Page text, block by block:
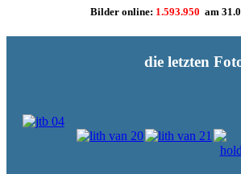
Bilder online: 1.593.950 am
die letzten